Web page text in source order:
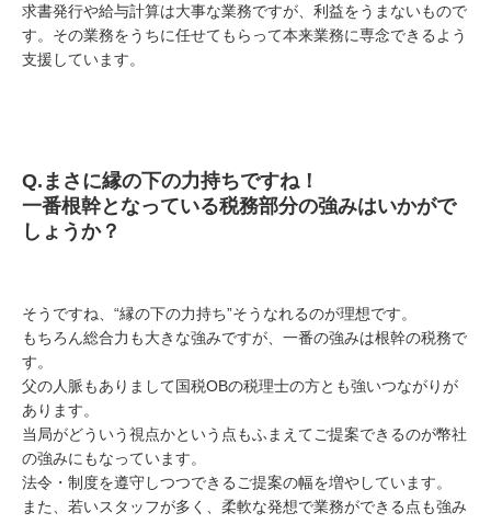
求書発行や給与計算は大事な業務ですが、利益をうまないもので
す。その業務をうちに任せてもらって本来業務に専念できるよう
支援しています。
Q. まさに縁の下の力持ちですね！
一番根幹となっている税務部分の強みはいかがで
しょうか？
そうですね、“縁の下の力持ち”そうなれるのが理想です。
もちろん総合力も大きな強みですが、一番の強みは根幹の税務で
す。
父の人脈もありまして国税OBの税理士の方とも強いつながりが
あります。
当局がどういう視点かという点もふまえてご提案できるのが幣社
の強みにもなっています。
法令・制度を遵守しつつできるご提案の幅を増やしています。
また、若いスタッフが多く、柔軟な発想で業務ができる点も強み